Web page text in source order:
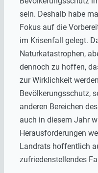
sein. Deshalb habe
Fokus auf die
im Krisenfall gelegt.
Naturkatastrophen,
dennoch zu hoffen,
zur Wirklichkeit
Bevölkerungsschutz,
anderen Bereichen
auch in diesem Jahr
Herausforderungen
Landrats hoffentlich
zufriedenstellendes